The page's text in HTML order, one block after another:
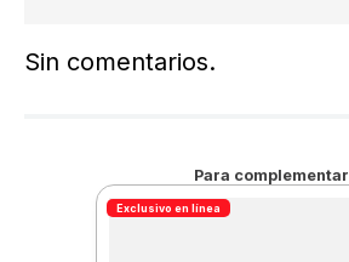
Sin comentarios.
Para complementar
Exclusivo en línea